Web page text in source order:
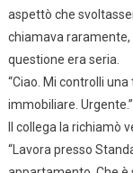
aspettò che
chiamava raramente,
questione era seria.
“Ciao. Mi controlli
immobiliare. Urgente.”
Il collega la richiamò
“Lavora presso